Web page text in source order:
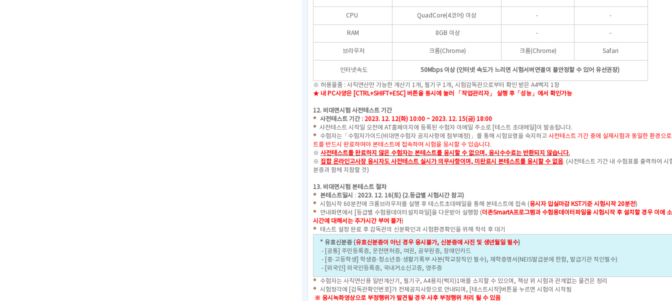
CPU QuadCore(4코어) 이상 - -
RAM 8GB 이상 - -
브라우저 크롬(Chrome) 크롬(Chrome) Safari
인터넷속도 50Mbps 이상 (인터넷 속도가 느리면 시험서버연결이 불안정할 수 있어 유선권장)
※ 허용물품 : 사칙연산만 가능한 계산기 1개, 필기구 1개, 시험감독관으로부터 확인 받은 A4백지 1장
★ 내 PC사양은 [CTRL+SHIFT+ESC] 버튼을 동시에 눌러 「작업관리자」 실행 후「성능」에서 확인가능
12. 비대면시험 사전테스트 기간
사전테스트 기간 : 2023. 12. 12(화) 10:00 ~ 2023. 12. 15(금) 18:00
사전테스트 시작일 오전에 AT홈페이지에 등록된 수험자 이메일 주소로 [테스트 초대메일]이 발송됩니다.
수험자는「수험자가이드(비대면수험자 공지사항에 첨부예정)」를 통해 시험요령을 숙지하고 사전테스트 기간 중에 실제시험과 동일한 환경으로
트를 반드시 완료하여야 본테스트에 접속하여 시험을 응시할 수 있습니다.
※ 사전테스트를 완료하지 않은 수험자는 본테스트를 응시할 수 없으며, 응시수수료는 반환되지 않습니다.
※ 집합 온라인고사장 응시자도 사전테스트 실시가 의무사항이며, 미완료시 본테스트를 응시할 수 없음. (사전테스트 기간 내 수험표를 출력하여 시
분증과 함께 지참할 것)
13. 비대면시험 본테스트 절차
본테스트일시 : 2023. 12. 16(토) (2.등급별 시험시간 참고)
시험시작 60분전에 크롬브라우저를 실행 후 테스트초대메일을 통해 본테스트에 접속 (응시자 입실마감 KST기준 시험시작 20분전)
안내화면에서 [등급별 수험용데이터설치파일]을 다운받아 실행함 (더존SmartA프로그램과 수험용데이터파일을 시험시작 후 설치할 경우 이에
시간에 대해서는 추가시간 부여 불가)
테스트 설정 완료 후 감독관의 신분확인과 시험환경확인을 위해 착석 후 대기
* 유효신분증 (유효신분증이 아닌 경우 응시불가, 신분증에 사진 및 생년월일 필수)
- [공통] 주민등록증, 운전면허증, 여권, 공무원증, 장애인카드
- [중·고등학생] 학생증·청소년증·생활기록부 사본(학교장직인 필수), 재학증명서(NEIS발급분에 한함, 발급기관 직인필수)
- [외국인] 외국인등록증, 국내거소신고증, 영주증
수험자는 사칙연산용 일반계산기, 필기구, A4용지(백지)1매를 소지할 수 있으며, 책상 위 시험과 관계없는 물건은 정리
시험정각에 [감독관확인번호]가 전체공지사항으로 안내되며, [테스트시작]버튼을 누르면 시험이 시작됨
※ 응시녹화영상으로 부정행위가 발견될 경우 사후 부정행위 처리 될 수 있음